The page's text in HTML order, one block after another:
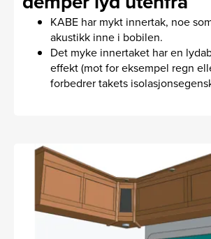
KABE har mykt innertak, noe
akustikk inne i bobilen.
Det myke innertaket har en
effekt (mot for eksempel regn
forbedrer takets